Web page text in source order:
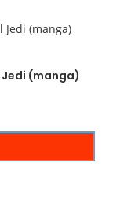
Jedi (manga)